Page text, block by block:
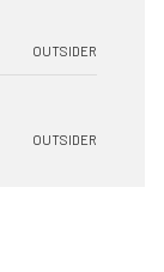
OUTSIDER
OUTSIDER